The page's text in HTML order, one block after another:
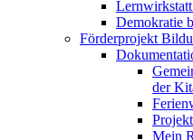
Demokratie
Förderprojekt
der
Mein